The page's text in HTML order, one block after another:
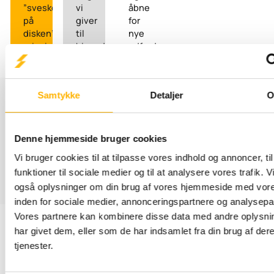
Samtykke Detaljer
Denne hjemmeside bruger cookies
Vi bruger cookies til at tilpasse vores indhold og annoncer,
funktioner til sociale medier og til at analysere vores trafik.
også oplysninger om din brug af vores hjemmeside med
inden for sociale medier, annonceringspartnere og
Vores partnere kan kombinere disse data med andre
har givet dem, eller som de har indsamlet fra din brug af
tjenester.
”svesken
på
disken”-
princippet
vi
giver
til
hinanden.
åbne
for
nye
udfordringer.
Hvad siger du til at blive vores kollega? Så kommer du med
på holdet hos en virksomhed hvor vi gør vores bedste for at
lynet som rygmærke.
Læs om job hos os
Læs om job hos os
VI ER
SPECIALISTER